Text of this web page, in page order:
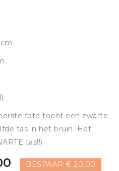
foto toont een zwarte
tas in het bruin. Het
tas!!)
BESPAAR € 20,00